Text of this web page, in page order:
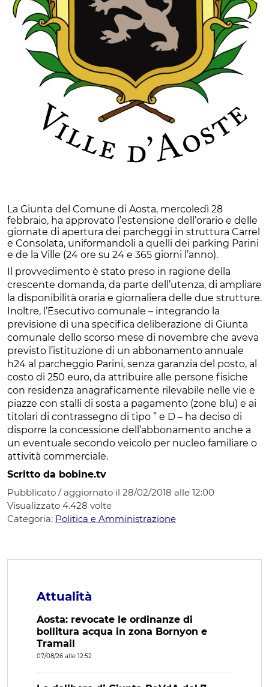
La Giunta del Comune di Aosta, mercoledì 28
febbraio, ha approvato l’estensione dell’orario e delle
giornate di apertura dei parcheggi in struttura Carrel
e Consolata, uniformandoli a quelli dei parking Parini
e de la Ville (24 ore su 24 e 365 giorni l’anno).
Il provvedimento è stato preso in ragione della
crescente domanda, da parte dell’utenza, di ampliare
la disponibilità oraria e giornaliera delle due strutture.
Inoltre, l’Esecutivo comunale – integrando la
previsione di una specifica deliberazione di Giunta
comunale dello scorso mese di novembre che aveva
previsto l’istituzione di un abbonamento annuale
h24 al parcheggio Parini, senza garanzia del posto, al
costo di 250 euro, da attribuire alle persone fisiche
con residenza anagraficamente rilevabile nelle vie e
piazze con stalli di sosta a pagamento (zone blu) e ai
titolari di contrassegno di tipo ” e D – ha deciso di
disporre la concessione dell’abbonamento anche a
un eventuale secondo veicolo per nucleo familiare o
attività commerciale.
Scritto da bobine.tv
Pubblicato / aggiornato il 28/02/2018 alle 12:00
Visualizzato 4.428 volte
Categoria: Politica e Amministrazione
Attualità
Aosta: revocate le ordinanze di
bollitura acqua in zona Bornyon e
Tramail
07/08/26 alle 12:52